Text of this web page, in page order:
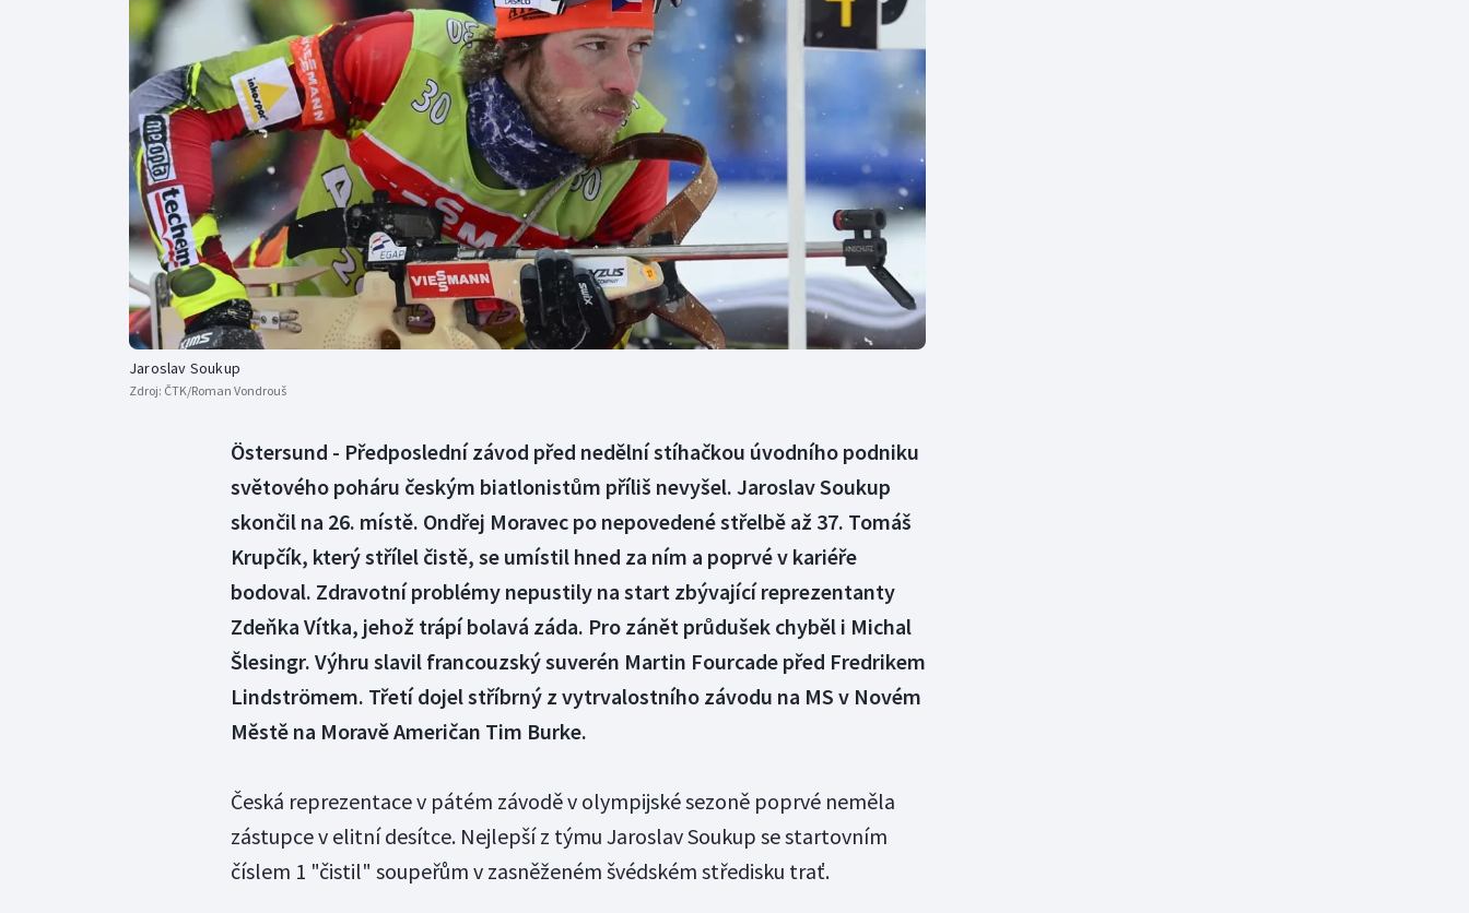
Curling
Dostihy
Florbal
Futsal
Golf
Gymnastika
Moderní pětiboj
Motorsport
Olympijské hry
Parasport
Plavání
Plážový volejbal
Triatlon
Veslování
Vodní slalom
Volejbal
Ostatní
Jaroslav Soukup
Zdroj: ČTK/Roman Vondrouš
Östersund - Předposlední závod před nedělní stíhačkou úvodního podniku
světového poháru českým biatlonistům příliš nevyšel. Jaroslav Soukup
skončil na 26. místě. Ondřej Moravec po nepovedené střelbě až 37. Tomáš
Krupčík, který střílel čistě, se umístil hned za ním a poprvé v kariéře
bodoval. Zdravotní problémy nepustily na start zbývající reprezentanty
Zdeňka Vítka, jehož trápí bolavá záda. Pro zánět průdušek chyběl i Michal
Šlesingr. Výhru slavil francouzský suverén Martin Fourcade před Fredrikem
Lindströmem. Třetí dojel stříbrný z vytrvalostního závodu na MS v Novém
Městě na Moravě Američan Tim Burke.
Česká reprezentace v pátém závodě v olympijské sezoně poprvé neměla
zástupce v elitní desítce. Nejlepší z týmu Jaroslav Soukup se startovním
číslem 1 "čistil" soupeřům v zasněženém švédském středisku trať.